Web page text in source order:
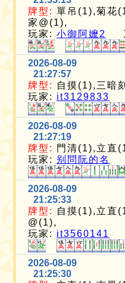
牌型: 單吊(1),菊花
家@(1),
玩家:小御阿嬤2
2026-08-09
21:27:57
牌型:
自摸(1),三暗
玩家: it3129833
2026-08-09
21:27:19
牌型:
門清(1),立直
玩家: 别問阮的名
2026-08-09
21:25:33
牌型:
自摸(1),立直
@(1),
玩家: it3560141
2026-08-09
21:25:30